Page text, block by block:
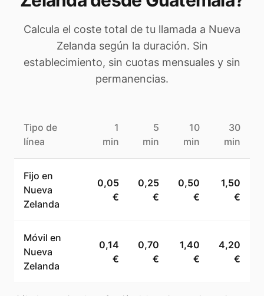
Calcula el coste total de tu llamada a Nueva
Zelanda según la duración. Sin
establecimiento, sin cuotas mensuales y sin
permanencias.
Tipo de
línea
1
min
5
min
10
min
30
min
Fijo en
Nueva
Zelanda
0,05
€
0,25
€
0,50
€
1,50
€
Móvil en
Nueva
Zelanda
0,14
€
0,70
€
1,40
€
4,20
€